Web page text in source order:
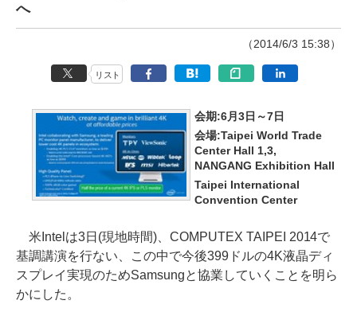
へ
（2014/6/3 15:38）
リスト
会期:6月3日～7日
会場:Taipei World Trade
Center Hall 1,3,
NANGANG Exhibition Hall
Taipei International
Convention Center
米Intelは3日(現地時間)、COMPUTEX TAIPEI 2014で
基調講演を行ない、この中で今後399ドルの4K液晶ディ
スプレイ実現のためSamsungと協業していくことを明ら
かにした。